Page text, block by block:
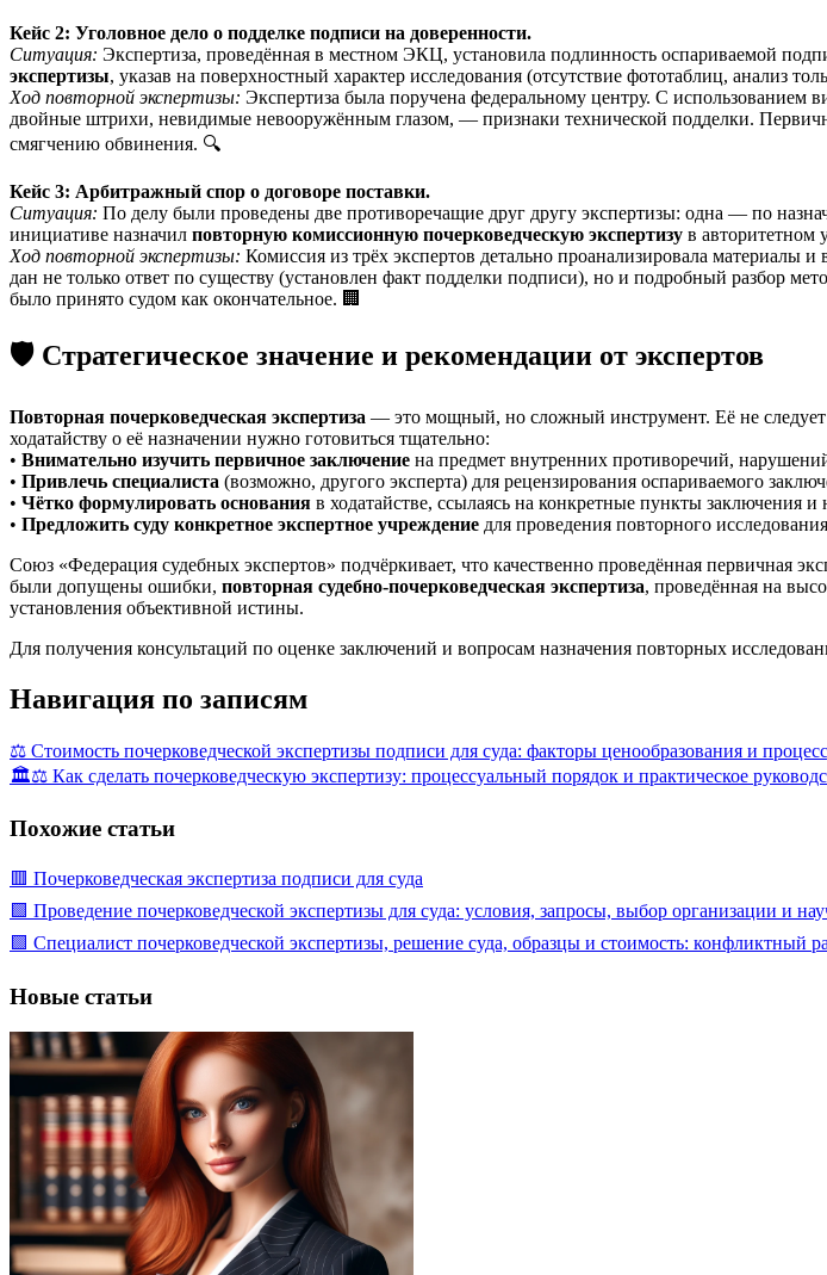
Кейс 2: Уголовное дело о подделке подписи на доверенности.
Ситуация: Экспертиза, проведённая в местном ЭКЦ, установила подлинность оспариваемой
экспертизы, указав на поверхностный характер исследования (отсутствие фототаблиц, анализ
Ход повторной экспертизы: Экспертиза была поручена федеральному центру. С использованием
двойные штрихи, невидимые невооружённым глазом, — признаки технической подделки.
смягчению обвинения. 🔍
Кейс 3: Арбитражный спор о договоре поставки.
Ситуация: По делу были проведены две противоречащие друг другу экспертизы: одна — по
инициативе назначил повторную комиссионную почерковедческую экспертизу в авторитетном
Ход повторной экспертизы: Комиссия из трёх экспертов детально проанализировала
дан не только ответ по существу (установлен факт подделки подписи), но и подробный разбор
было принято судом как окончательное. 🏢
🛡️ Стратегическое значение и рекомендации от экспертов
Повторная почерковедческая экспертиза — это мощный, но сложный инструмент. Её не следует
ходатайству о её назначении нужно готовиться тщательно:
• Внимательно изучить первичное заключение на предмет внутренних противоречий,
• Привлечь специалиста (возможно, другого эксперта) для рецензирования оспариваемого
• Чётко формулировать основания в ходатайстве, ссылаясь на конкретные пункты заключения и
• Предложить суду конкретное экспертное учреждение для проведения повторного
Союз «Федерация судебных экспертов» подчёркивает, что качественно проведённая первичная
были допущены ошибки, повторная судебно-почерковедческая экспертиза, проведённая на
установления объективной истины.
Для получения консультаций по оценке заключений и вопросам назначения повторных
Навигация по записям
⚖️ Стоимость почерковедческой экспертизы подписи для суда: факторы ценообразования и
🏛️⚖️ Как сделать почерковедческую экспертизу: процессуальный порядок и практическое
Похожие статьи
🟥 Почерковедческая экспертиза подписи для суда
🟩 Проведение почерковедческой экспертизы для суда: условия, запросы, выбор организации и
🟩 Специалист почерковедческой экспертизы, решение суда, образцы и стоимость: конфликтный
Новые статьи